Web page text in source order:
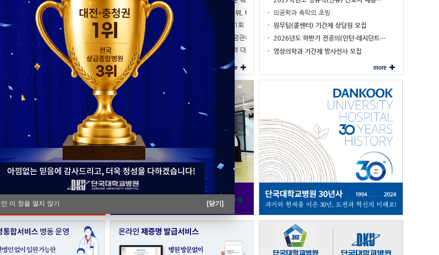
이 창을 열지 않기 [닫기]
의공학과 촉탁의 초빙
원무팀(콜센터) 기간제 상담원 모집
2026년도 하반기 전공의(인턴·레지던트…
영상의학과 기간제 방사선사 모집
제5차 환자경험평가 ‘전국 상급종합병원 3위, 대전…
단국대병원, ‘급성기뇌졸중 적정성 평가’ 11회 연…
단국대병원 충남지역암센터, ‘해외이주민 암관리 네비…
단국대병원, 충남Ⅰ권역 모자의료 진료협력 대표기관 …